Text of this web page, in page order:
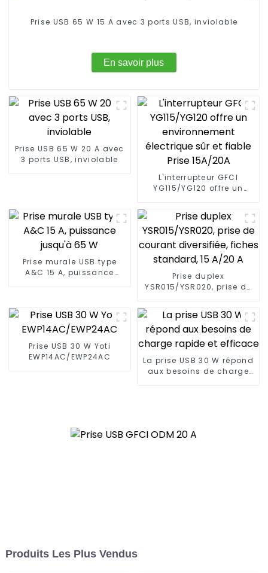
Prise USB 65 W 15 A avec 3 ports USB, inviolable
En savoir plus
Prise USB 65 W 20 A avec
3 ports USB, inviolable
L'interrupteur GFCI
YG115/YG120 offre un
sûr et fiable Prise 15A/20A
Prise murale USB type
A&C 15 A, puissance
Prise duplex
YSR015/YSR020, prise de
fiches standard, 15 A/20
A
Prise USB 30 W Yoti
EWP14AC/EWP24AC
La prise USB 30 W répond
aux besoins de charge
Produits Les Plus Vendus